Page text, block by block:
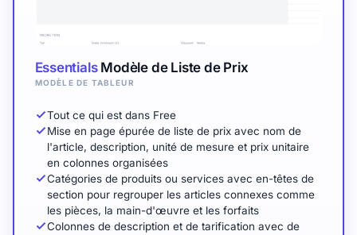
EssentialsModèle de Liste de Prix
MODÈLE DE TABLEUR
Tout ce qui est dans Free
Mise en page épurée de liste de prix avec nom de
l'article, description, unité de mesure et prix unitaire
en colonnes organisées
Catégories de produits ou services avec en-têtes de
section pour regrouper les articles connexes comme
les pièces, la main-d'œuvre et les forfaits
Colonnes de description et de tarification avec de